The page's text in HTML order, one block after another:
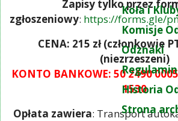
Koła i
Komisje
Odznaki
Historia
Strona
Zapisy tylko przez
zgłoszeniowy: https://forms.gle/
CENA: 215 zł (członkowie
(niezrzeszeni)
KONTO BANKOWE: 50 2490
1530
Opłata zawiera: Transport